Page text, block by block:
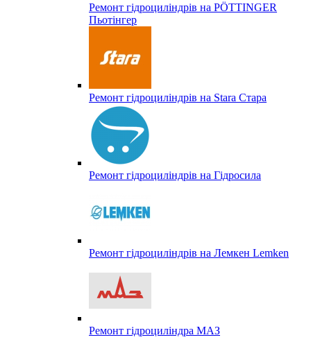
Ремонт гідроциліндрів на PÖTTINGER
Пьотінгер
Ремонт гідроциліндрів на Stara Стара
Ремонт гідроциліндрів на Гідросила
Ремонт гідроциліндрів на Лемкен Lemken
Ремонт гідроциліндра МАЗ